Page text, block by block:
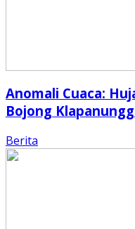
Anomali Cuaca:
Bojong
Berita